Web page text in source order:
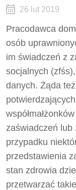
26 lut 2019
Pracodawca
osób
im świadczeń z
socjalnych
danych. Żąda
zaświadczeń lub
przypadku
przedstawienia
stan zdrowia
przetwarzać